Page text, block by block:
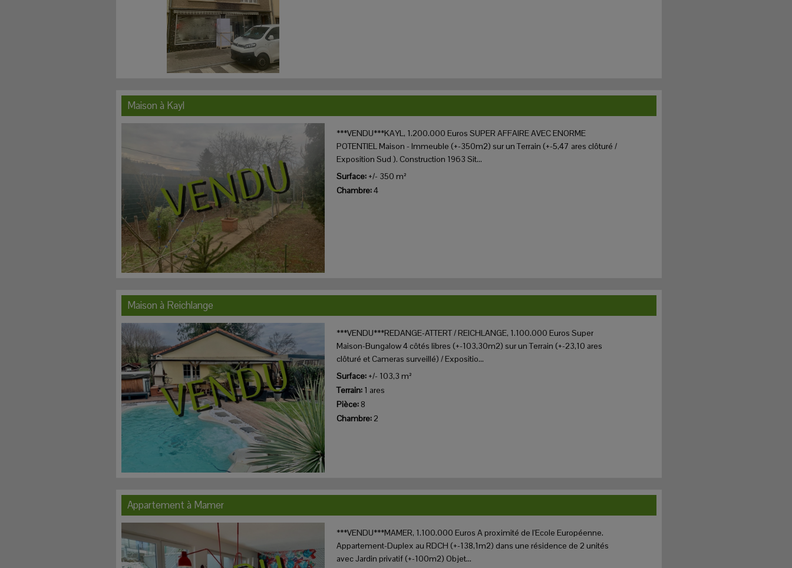
Maison à Kayl
***VENDU***KAYL, 1.200.000 Euros SUPER AFFAIRE AVEC ENORME
POTENTIEL Maison - Immeuble (+-350m2) sur un Terrain (+-5,47 ares clôturé /
Exposition Sud ). Construction 1963 Sit...
Surface: +/- 350 m²
Chambre:4
Maison à Reichlange
***VENDU***REDANGE-ATTERT / REICHLANGE, 1.100.000 Euros Super
Maison-Bungalow 4 côtés libres (+-103,30m2) sur un Terrain (+-23,10 ares
clôturé et Cameras surveillé) / Expositio...
Surface: +/- 103,3 m²
Terrain: 1 ares
Pièce: 8
Chambre: 2
Appartement à Mamer
***VENDU***MAMER, 1.100.000 Euros A proximité de l'Ecole Européenne.
Appartement-Duplex au RDCH (+-138,1m2) dans une résidence de 2 unités
avec Jardin privatif (+-100m2) Objet...